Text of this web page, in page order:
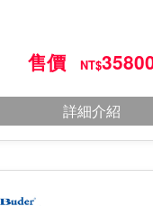
售價 NT$
詳細介紹